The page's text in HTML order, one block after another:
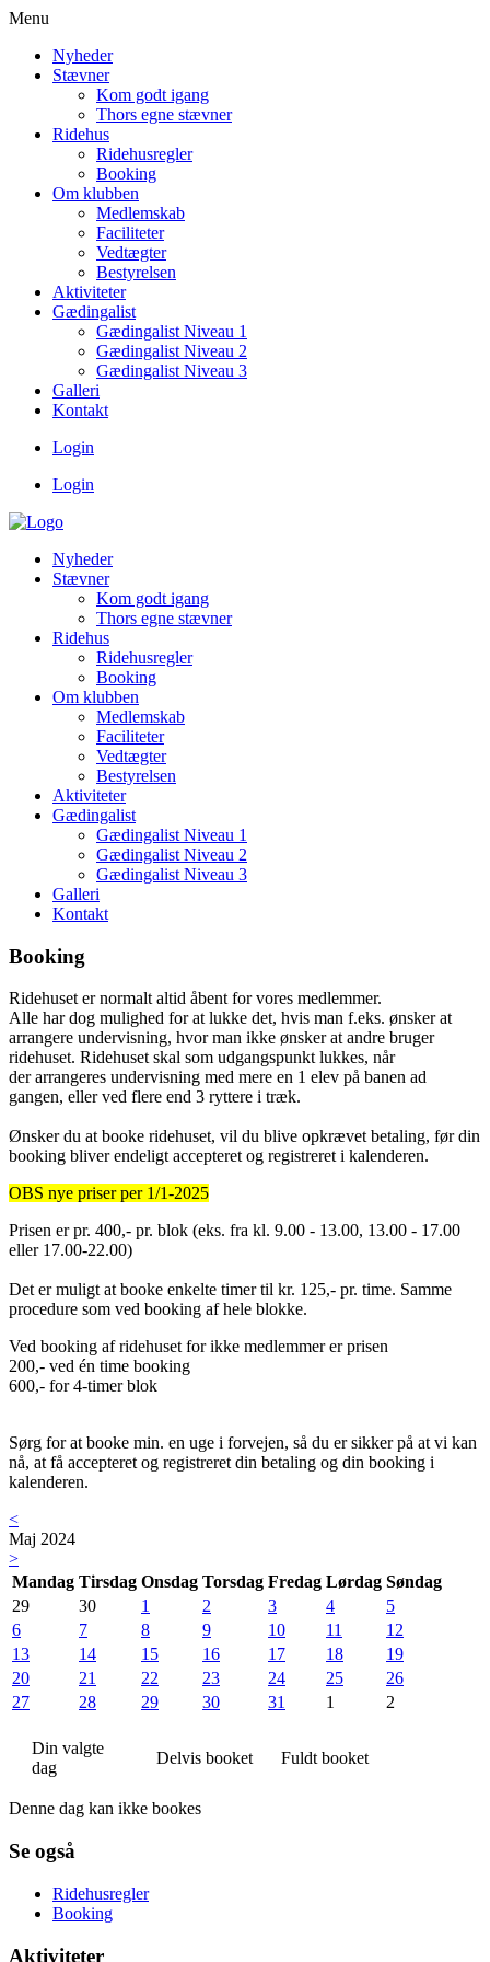
Menu
Nyheder
Stævner
Kom godt igang
Thors egne stævner
Ridehus
Ridehusregler
Booking
Om klubben
Medlemskab
Faciliteter
Vedtægter
Bestyrelsen
Aktiviteter
Gædingalist
Gædingalist Niveau 1
Gædingalist Niveau 2
Gædingalist Niveau 3
Galleri
Kontakt
Login
Login
Nyheder
Stævner
Kom godt igang
Thors egne stævner
Ridehus
Ridehusregler
Booking
Om klubben
Medlemskab
Faciliteter
Vedtægter
Bestyrelsen
Aktiviteter
Gædingalist
Gædingalist Niveau 1
Gædingalist Niveau 2
Gædingalist Niveau 3
Galleri
Kontakt
Booking
Ridehuset er normalt altid åbent for vores medlemmer.
Alle har dog mulighed for at lukke det, hvis man f.eks. ønsker at
arrangere undervisning, hvor man ikke ønsker at andre bruger
ridehuset. Ridehuset skal som udgangspunkt lukkes, når
der arrangeres undervisning med mere en 1 elev på banen ad
gangen, eller ved flere end 3 ryttere i træk.
Ønsker du at booke ridehuset, vil du blive opkrævet betaling, før din
booking bliver endeligt accepteret og registreret i kalenderen.
OBS nye priser per 1/1-2025
Prisen er pr. 400,- pr. blok (eks. fra kl. 9.00 - 13.00, 13.00 - 17.00
eller 17.00-22.00)
Det er muligt at booke enkelte timer til kr. 125,- pr. time. Samme
procedure som ved booking af hele blokke.
Ved booking af ridehuset for ikke medlemmer er prisen
200,- ved én time booking
600,- for 4-timer blok
Sørg for at booke min. en uge i forvejen, så du er sikker på at vi kan
nå, at få accepteret og registreret din betaling og din booking i
kalenderen.
<
Maj 2024
>
Mandag Tirsdag Onsdag Torsdag Fredag Lørdag Søndag
29
30 1 2 3 4
5
6
7 8 9 10 11
12
13
14 15 16 17 18
19
20
21 22 23 24 25
26
27
28 29 30 31 1 2
Din valgte
dag
Delvis booket Fuldt booket
Denne dag kan ikke bookes
Se også
Ridehusregler
Booking
Aktiviteter